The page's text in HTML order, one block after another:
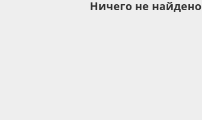
Ничего не найдено